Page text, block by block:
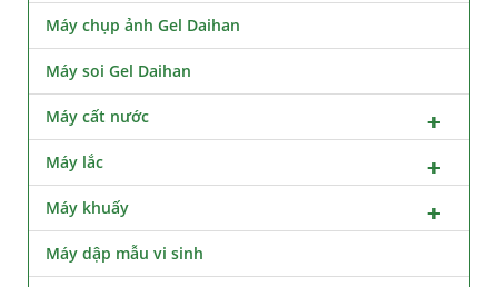
Máy chụp ảnh Gel Daihan
Máy soi Gel Daihan
Máy cất nước
Máy lắc
Máy khuấy
Máy dập mẫu vi sinh